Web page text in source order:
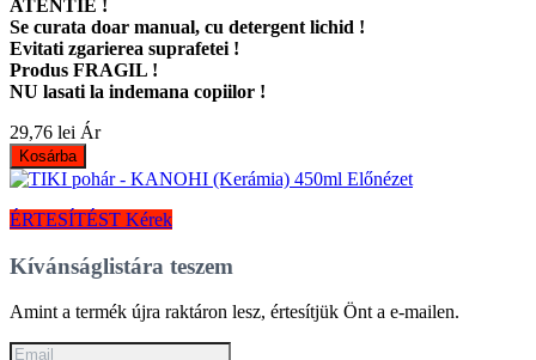
ATENTIE !
Se curata doar manual, cu detergent lichid !
Evitati zgarierea suprafetei !
Produs FRAGIL !
NU lasati la indemana copiilor !
29,76 lei Ár
Kosárba
Előnézet
ÉRTESÍTÉST Kérek
Kívánságlistára teszem
Amint a termék újra raktáron lesz, értesítjük Önt a e-mailen.